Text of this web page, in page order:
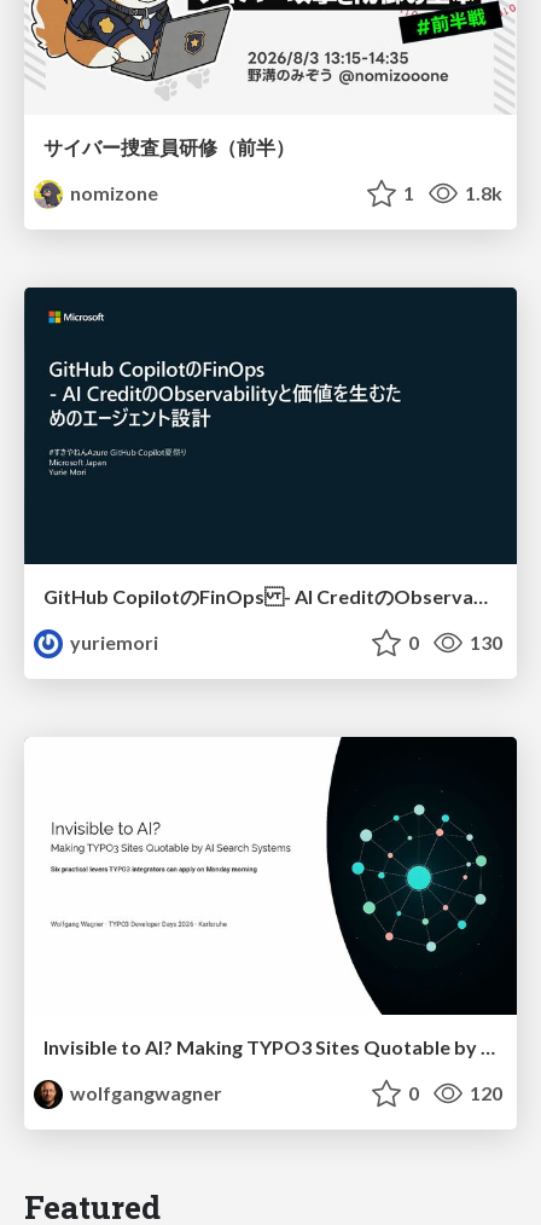
サイバー捜査員研修（前半）
nomizone
1 1.8k
GitHub CopilotのFinOps - AI CreditのObservabilityと価値を生むためのエージェント設計
yuriemori
0 130
wolfgangwagner
0 120
Featured